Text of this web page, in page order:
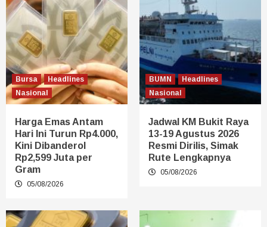
Bursa
Headlines
Nasional
Harga Emas Antam
Hari Ini Turun Rp4.000,
Kini Dibanderol
Rp2,599 Juta per
Gram
05/08/2026
BUMN
Headlines
Nasional
Jadwal KM Bukit Raya
13-19 Agustus 2026
Resmi Dirilis, Simak
Rute Lengkapnya
05/08/2026